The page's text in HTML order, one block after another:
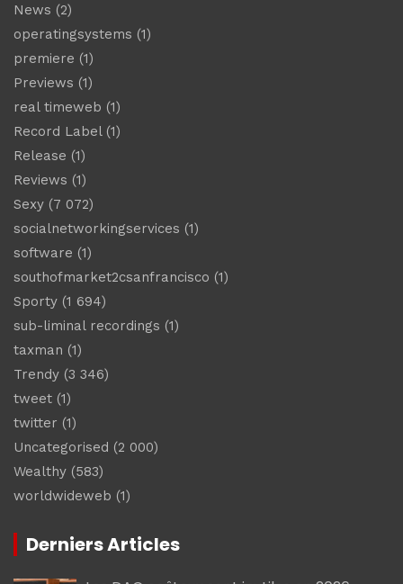
News (2)
operatingsystems (1)
premiere (1)
Previews (1)
real timeweb (1)
Record Label(1)
Release (1)
Reviews (1)
Sexy (7 072)
socialnetworkingservices (1)
software (1)
southofmarket2csanfrancisco (1)
Sporty (1 694)
sub-liminal recordings (1)
taxman (1)
Trendy (3 346)
tweet (1)
twitter (1)
Uncategorised (2 000)
Wealthy (583)
worldwideweb (1)
Derniers Articles